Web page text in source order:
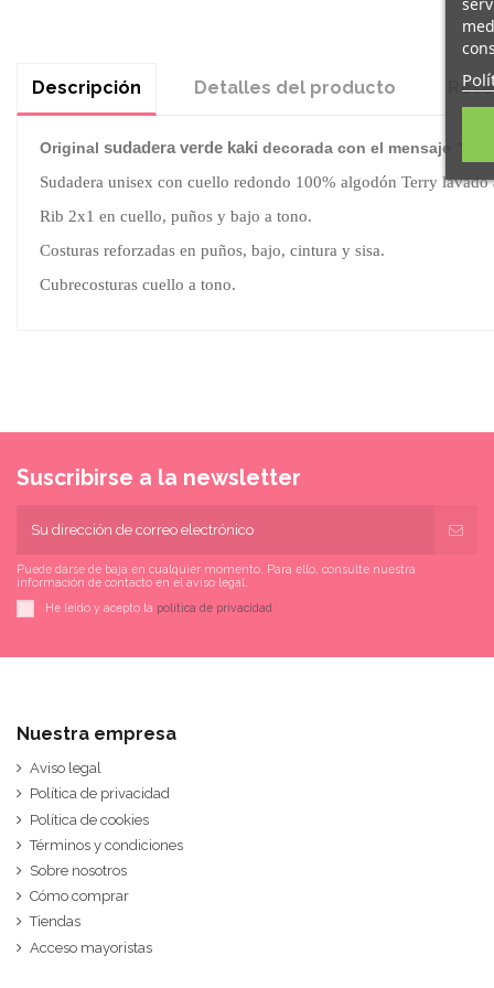
Descripción Detalles del producto
Original sudadera verde kaki decorada con el mensaje
Sudadera unisex con cuello redondo 100% algodón Terry lavado
Rib 2x1 en cuello, puños y bajo a tono.
Costuras reforzadas en puños, bajo, cintura y sisa.
Cubrecosturas cuello a tono.
Suscribirse a la newsletter
Puede darse de baja en cualquier momento. Para ello, consulte nuestra
información de contacto en el aviso legal.
He leído y acepto la política de privacidad
Nuestra empresa
Aviso legal
Política de privacidad
Política de cookies
Términos y condiciones
Sobre nosotros
Cómo comprar
Tiendas
Acceso mayoristas